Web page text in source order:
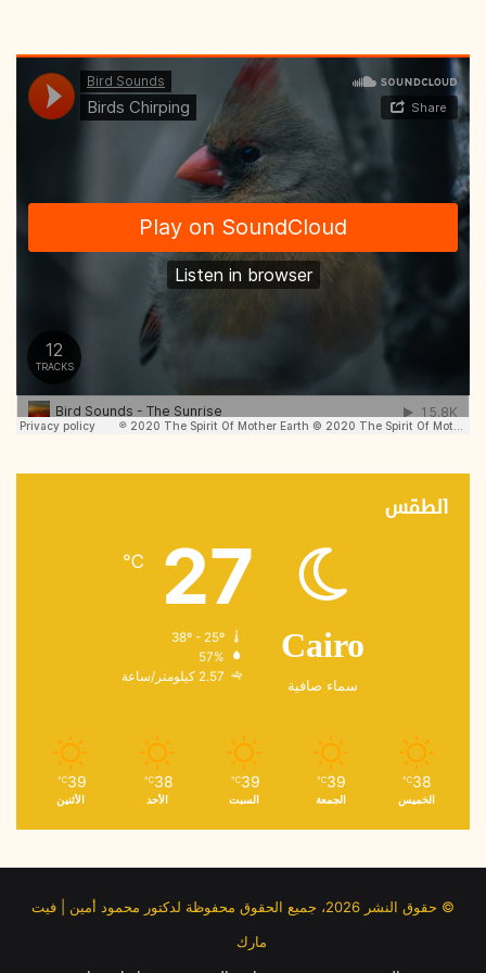
الطقس
Cairo
سماء صافية
27
℃
57%
2.57 كيلومتر/ساعة
38
℃
الخميس
39
℃
الجمعة
39
℃
السبت
38
℃
الأحد
39
℃
الأثنين
© حقوق النشر 2026، جميع الحقوق محفوظة لدكتور محمود أمين | فيت
مارك